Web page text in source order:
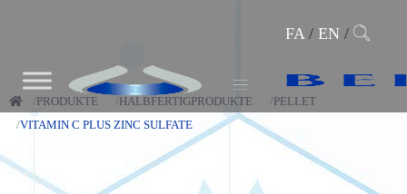
FA/ EN/
PRODUKTE HALBFERTIGPRODUKTE
PELLET
VITAMIN C PLUS ZINC SULFATE